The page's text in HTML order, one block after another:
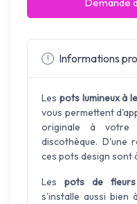
Informations
Les pots lumineux à
vous permettent
originale à votre
discothèque. D'une
ces pots design sont
Lespots de
s'installe aussi bien